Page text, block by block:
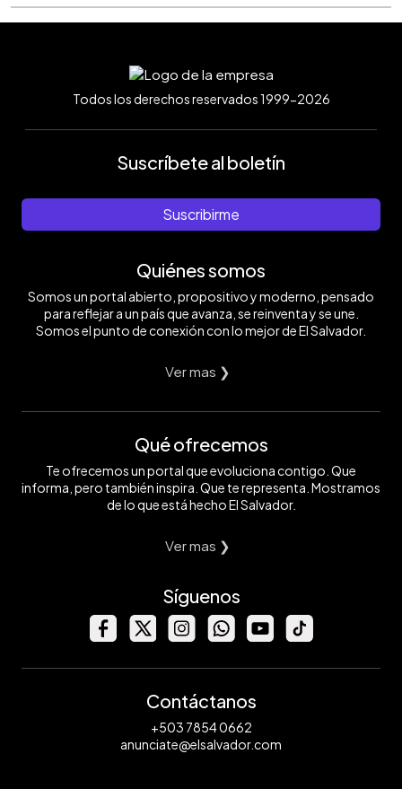
Todos los derechos reservados 1999-2026
Suscríbete al boletín
Suscribirme
Quiénes somos
Somos un portal abierto, propositivo y moderno, pensado
para reflejar a un país que avanza, se reinventa y se une.
Somos el punto de conexión con lo mejor de El Salvador.
Ver mas ❯
Qué ofrecemos
Te ofrecemos un portal que evoluciona contigo. Que
informa, pero también inspira. Que te representa. Mostramos
de lo que está hecho El Salvador.
Ver mas ❯
Síguenos
Contáctanos
+503 7854 0662
anunciate@elsalvador.com